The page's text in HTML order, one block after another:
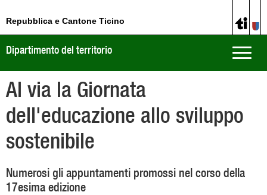
Repubblica e Cantone Ticino
Toggle
Dipartimento del territorio
Al via la Giornata
dell'educazione allo sviluppo
sostenibile
Numerosi gli appuntamenti promossi nel corso della
17esima edizione